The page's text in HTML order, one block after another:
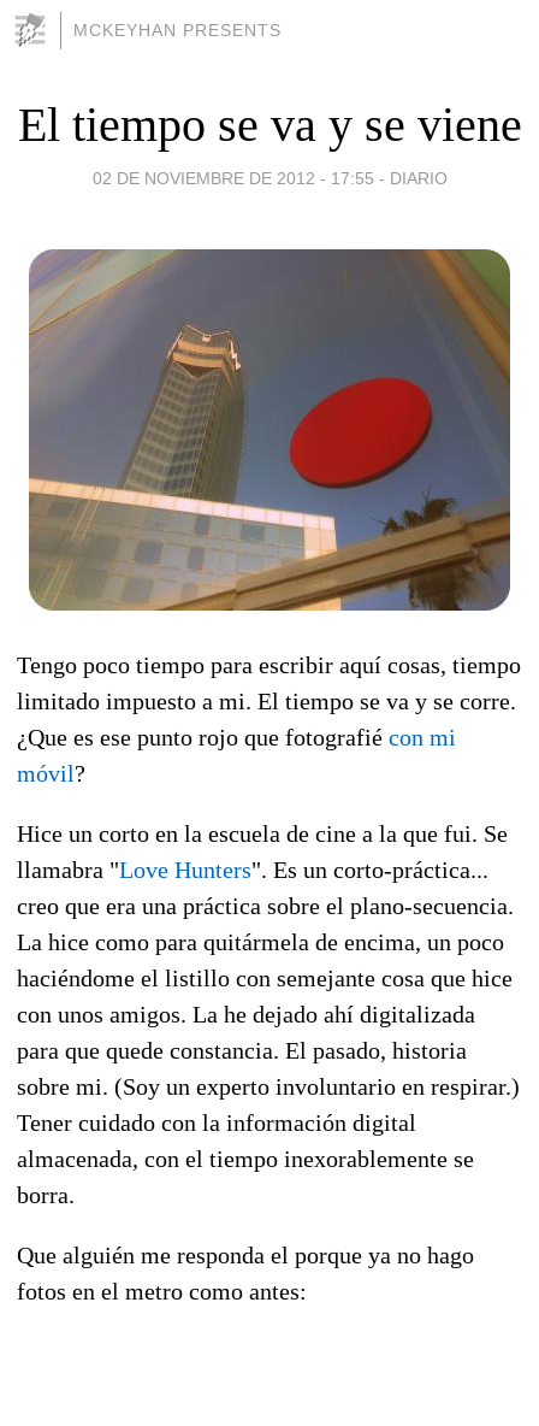
MCKEYHAN PRESENTS
El tiempo se va y se viene
02 DE NOVIEMBRE DE 2012 - 17:55 - DIARIO
Tengo poco tiempo para escribir aquí cosas, tiempo
limitado impuesto a mi. El tiempo se va y se corre.
¿Que es ese punto rojo que fotografié con mi
móvil?
Hice un corto en la escuela de cine a la que fui. Se
llamabra "Love Hunters". Es un corto-práctica...
creo que era una práctica sobre el plano-secuencia.
La hice como para quitármela de encima, un poco
haciéndome el listillo con semejante cosa que hice
con unos amigos. La he dejado ahí digitalizada
para que quede constancia. El pasado, historia
sobre mi. (Soy un experto involuntario en respirar.)
Tener cuidado con la información digital
almacenada, con el tiempo inexorablemente se
borra.
Que alguién me responda el porque ya no hago
fotos en el metro como antes: